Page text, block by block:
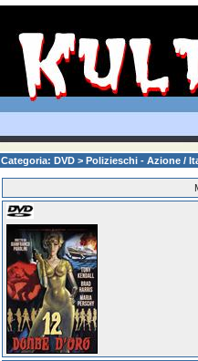
Categoria: DVD > Polizieschi - Azione /